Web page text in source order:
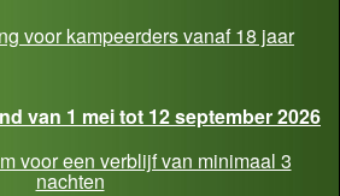
voor kampeerders vanaf 18 jaar
van 1 mei tot 12 september 2026
voor een verblijf van minimaal 3
nachten